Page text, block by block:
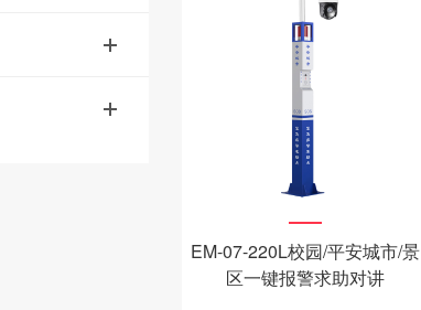
EM-07-220L校园/平安城市/景
区一键报警求助对讲